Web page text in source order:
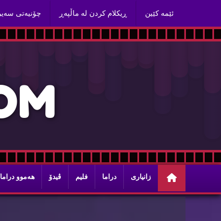
ئێمه‌ كێین ڕیكلام كردن له‌ ماڵپه‌ڕ چۆنیه‌تی
M
زانیاری دراما فلیم ڤیدۆ هه‌موو